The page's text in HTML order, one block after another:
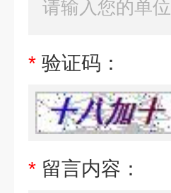
* 验证码：
* 留言内容：